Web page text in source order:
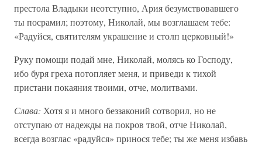
престола Владыки неотступно, Ария безумствовавшего
ты посрамил; поэтому, Николай, мы возглашаем тебе:
«Радуйся, святителям украшение и столп церковный!»
Руку помощи подай мне, Николай, молясь ко Господу,
ибо буря греха потопляет меня, и приведи к тихой
пристани покаяния твоими, отче, молитвами.
Слава: Хотя я и много беззаконий сотворил, но не
отступаю от надежды на покров твой, отче Николай,
всегда возглас «радуйся» принося тебе; ты же меня избавь